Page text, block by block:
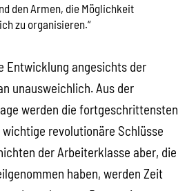
den Armen, die Möglichkeit
zu organisieren.“
Entwicklung angesichts der
unausweichlich. Aus der
werden die fortgeschrittensten
wichtige revolutionäre Schlüsse
der Arbeiterklasse aber, die
haben, werden Zeit